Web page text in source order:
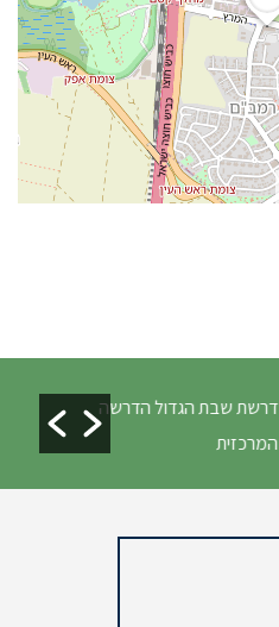
דרשת שבת הגדול הדרשה
המרכזית